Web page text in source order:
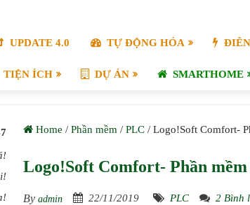
UPDATE 4.0 TỰ ĐỘNG HÓA
TIỆN ÍCH DỰ ÁN SMARTHOME
Home / Phần mềm / PLC / Logo!Soft Comfort-
Logo!Soft Comfort- Phần
By admin 22/11/2019 PLC 2 Bình